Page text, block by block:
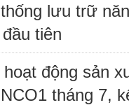
lưu trữ
tiên
hoạt động sản
tháng 7,